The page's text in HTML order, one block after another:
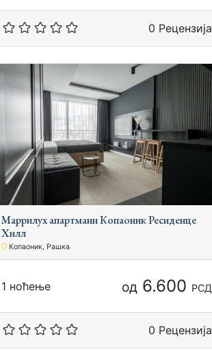
0 Рецензија
Маррилуx апартмани Копаоник Ресиденце
Хилл
Копаоник, Рашка
1 ноћење од6.600 РСД
0 Рецензија